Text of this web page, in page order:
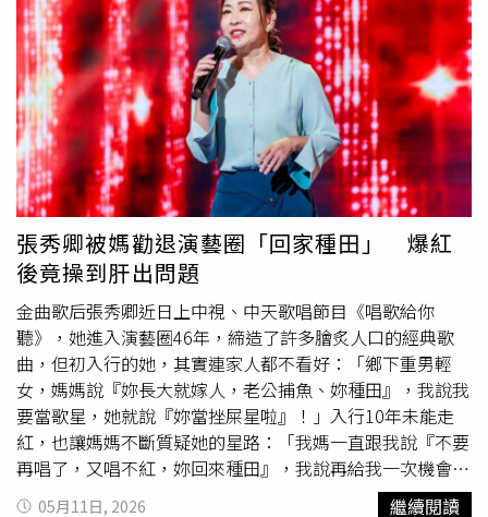
君與大陸女友分手，與郭雪芙繼續交往，兩人不僅多次被拍
到私下約會，還曾攜手投資拉麵店，只是後來孫其君投資失
利，又被爆出賣掉中古車籌錢買求婚鑽戒，未料隨著求婚消
息曝光後，郭雪芙也火速發出聲明切割，強調自己早已恢復
單身，正式為這段感情畫下句點。約3年前，淡出螢光幕的
孫其君，被目擊與一名長髮辣妹外出購物。（圖／讀者提
供）與郭雪芙分手後，孫其君2023年再度被本刊直擊身邊
出現新歡，當時他與一名身材姣好的長髮女子現身日式賣
場，不僅一路陪逛，還主動替女方提包，展現十足紳士風
度；近日他受訪時透過感情狀況，坦承已與一名「圈外女
友」穩定交往2、3年，不過女方其實並非完全素人，而是IG
擁有12.8萬粉絲追蹤的美妝穿搭網紅「知知」，過去也曾與
邰智源搭檔，擔任《木曜4超玩》直播節目主持班底之一，
但孫其君與知知除了曾在2024年同時PO各自出遊香港的同
背景旅遊照之外，幾乎沒有在社群上露餡過。兩年前孫其君
與知知已展開交往，兩人的社群上同時出現了同背景的香港
旅遊照。（圖／翻攝自IG）至於這段感情是否有望修成正
果，孫其君表示一切順其自然，「如果說我們的事業都很順
利，什麼的慢慢走近婚姻，我覺得沒有不好啊。」不過他也
鼻子上，還有她彎腰貼近鱷魚、幾乎嘴對嘴親吻的驚險瞬
間，而鱷魚巨大嘴部就在她面前，視覺效果相當震撼。不過
凱特本人卻相當淡定，坦言自己從小就接觸野生動物，7歲
便開始參與野生動物復育工作，目前也在德州知名鱷魚園區
「鱷魚國度」（Gator Country）工作，平時就經常與短吻
鱷互動，因此完全不覺得害怕。她表示，拍攝這組照片除了
是想留下獨特畢業紀念，也希望外界不要再對短吻鱷抱持過
度恐懼，「很多人認為牠們很兇猛，但其實只要不主動挑
釁，牠們通常不會攻擊人類。」負責拍攝的攝影師蘿拉奧格
斯比（Laura Oglesbee）則透露，凱特對鱷魚非常熟悉，
整個拍攝過程都十分冷靜，而參與拍攝的鱷魚也經過長期照
護與訓練，並非野外隨機捕捉的個體，因此安全性相對較
高。報導指出，鱷魚國度園區占地約15英畝，飼養約450隻
短吻鱷，同時也是德州主要的問題鱷魚收容中心之一。至於
未來規劃，凱特則笑說，自己畢業後暫時不打算轉行，「因
為我現在做的，就是夢想中的工作。」
張秀卿被媽勸退演藝圈「回家種田」 爆紅
後竟操到肝出問題
金曲歌后張秀卿近日上中視、中天歌唱節目《唱歌給你
聽》，她進入演藝圈46年，締造了許多膾炙人口的經典歌
曲，但初入行的她，其實連家人都不看好：「鄉下重男輕
女，媽媽說『妳長大就嫁人，老公捕魚、妳種田』，我說我
要當歌星，她就說『妳當挫屎星啦』！」入行10年未能走
紅，也讓媽媽不斷質疑她的星路：「我媽一直跟我說『不要
再唱了，又唱不紅，妳回來種田』，我說再給我一次機會，
如果再不紅，我就回去當村婦，結果就唱了 〈車站〉。」
05月11日, 2026 繼續閱讀